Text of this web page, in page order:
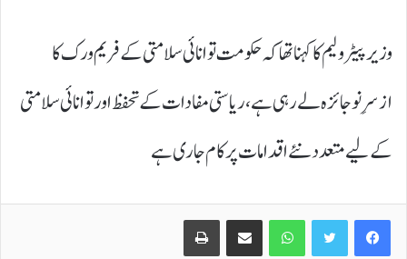
وزیر پیٹرولیم کا کہنا تھا کہ حکومت توانائی سلامتی کے فریم ورک کا
ازسرِنو جائزہ لے رہی ہے، ریاستی مفادات کے تحفظ اور توانائی سلامتی
کے لیے متعدد نئے اقدامات پر کام جاری ہے
Facebook
Twitter
WhatsApp
Share via Email
Print